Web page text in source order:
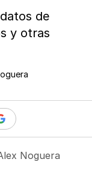
de
y otras
Noguera